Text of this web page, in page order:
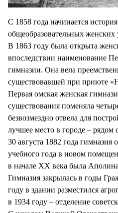
С 1858 года начинается
общеобразовательных женских
В 1863 году была открыта
впоследствии наименование
гимназии. Она вела
существовавшей при приюте
Первая омская женская
существования поменяла
безвозмездно отвела для
лучшее место в городе – рядом
30 августа 1882 года гимназия
учебного года в новом
в начале XX века была
Гимназия закрылась в годы
году в здании разместился
в 1934 году – отделение